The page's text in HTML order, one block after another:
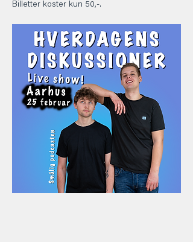
Billetter koster kun 50,-.